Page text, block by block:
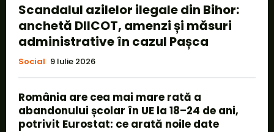
Scandalul azilelor ilegale din Bihor:
anchetă DIICOT, amenzi și măsuri
administrative în cazul Pașca
Social 9 Iulie 2026
România are cea mai mare rată a
abandonului școlar în UE la 18–24 de ani,
potrivit Eurostat: ce arată noile date